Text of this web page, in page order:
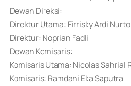
Dewan Direksi:
Direktur Utama: Firrisky Ardi
Direktur: Noprian Fadli
Dewan Komisaris:
Komisaris Utama: Nicolas Sahrial
Komisaris: Ramdani Eka Saputra